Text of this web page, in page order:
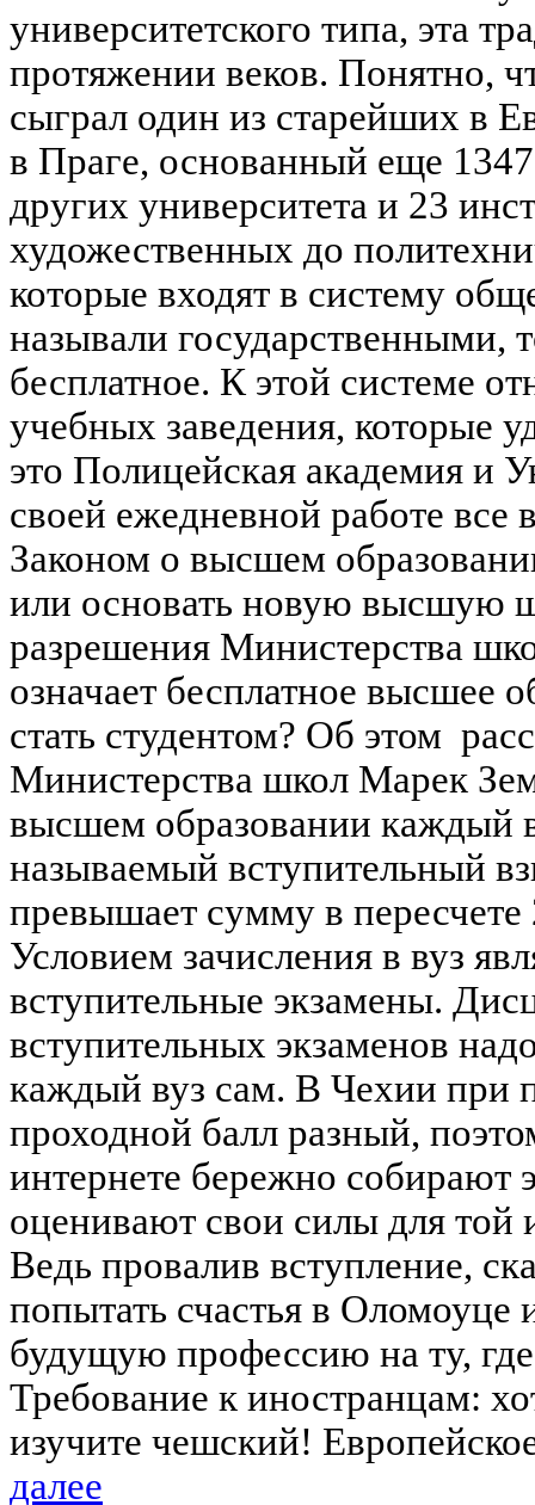
университетского типа, эта
протяжении веков. Понятно,
сыграл один из старейших в
в Праге, основанный еще
других университета и 23
художественных до
которые входят в систему
называли государственными,
бесплатное. К этой системе
учебных заведения, которые
это Полицейская академия и
своей ежедневной работе все
Законом о высшем
или основать новую высшую
разрешения Министерства
означает бесплатное высшее
стать студентом? Об этом
Министерства школ Марек
высшем образовании каждый
называемый вступительный
превышает сумму в пересчете
Условием зачисления в вуз
вступительные экзамены.
вступительных экзаменов
каждый вуз сам. В Чехии при
проходной балл разный,
интернете бережно
оценивают свои силы для той
Ведь провалив вступление,
попытать счастья в Оломоуце
будущую профессию на ту,
Требование к иностранцам:
изучите чешский!
далее